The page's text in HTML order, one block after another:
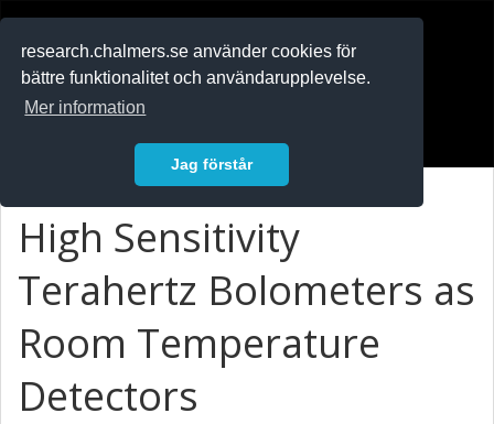
research.chalmers.se använder cookies för
bättre funktionalitet och användarupplevelse.
Mer information
Jag förstår
High Sensitivity
Terahertz Bolometers as
Room Temperature
Detectors